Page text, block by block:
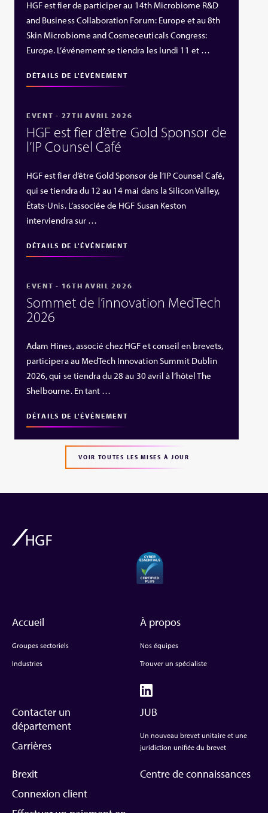
HGF est fier de participer au 14th Microbiome R&D
and Business Collaboration Forum: Europe et au 8th
Skin Microbiome and Cosmeceuticals Congress:
Europe. L’événement se tiendra les lundi 11 et …
DÉTAILS DE L'ÉVÉNEMENT
EVENT - 27TH AVRIL 2026
HGF est fier d’être Gold Sponsor de
l’IP Counsel Café
HGF est fier d’être Gold Sponsor de l’IP Counsel Café,
qui se tiendra du 12 au 14 mai dans la Silicon Valley,
États‑Unis. L’associée de HGF Susan Keston
interviendra sur …
DÉTAILS DE L'ÉVÉNEMENT
EVENT - 16TH AVRIL 2026
Sommet de l’innovation MedTech
2026
Adam Hines, associé chez HGF et conseil en brevets,
participera au MedTech Innovation Summit Dublin
2026, qui se tiendra du 28 au 30 avril à l’hôtel The
Shelbourne. En tant …
DÉTAILS DE L'ÉVÉNEMENT
VOIR TOUTES LES MISES À JOUR
Accueil
Groupes sectoriels
Industries
À propos
Nos équipes
Trouver un spécialiste
Contacter un
département
Carrières
JUB
Un nouveau brevet unitaire et une
juridiction unifiée du brevet
Brexit
Connexion client
Centre de connaissances